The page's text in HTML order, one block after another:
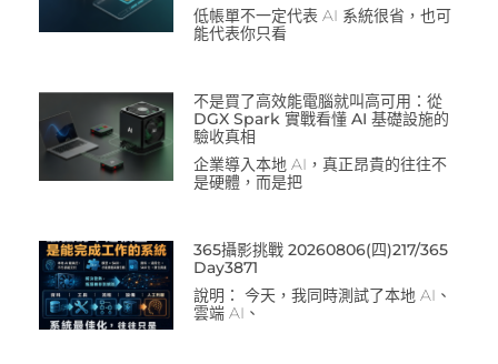
低帳單不一定代表 AI 系統很省，也可
能代表你只看
不是買了高效能電腦就叫高可用：從
DGX Spark 實戰看懂 AI 基礎設施的
驗收真相
企業導入本地 AI，真正昂貴的往往不
是硬體，而是把
365攝影挑戰 20260806(四)217/365
Day3871
說明： 今天，我同時測試了本地 AI、
雲端 AI、